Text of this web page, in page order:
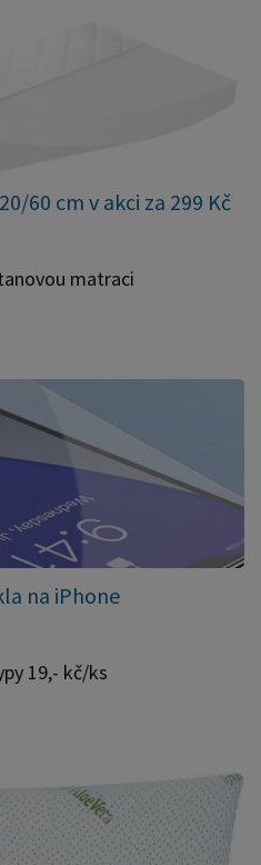
60 cm v akci za 299 Kč
matraci
na iPhone
19,- kč/ks